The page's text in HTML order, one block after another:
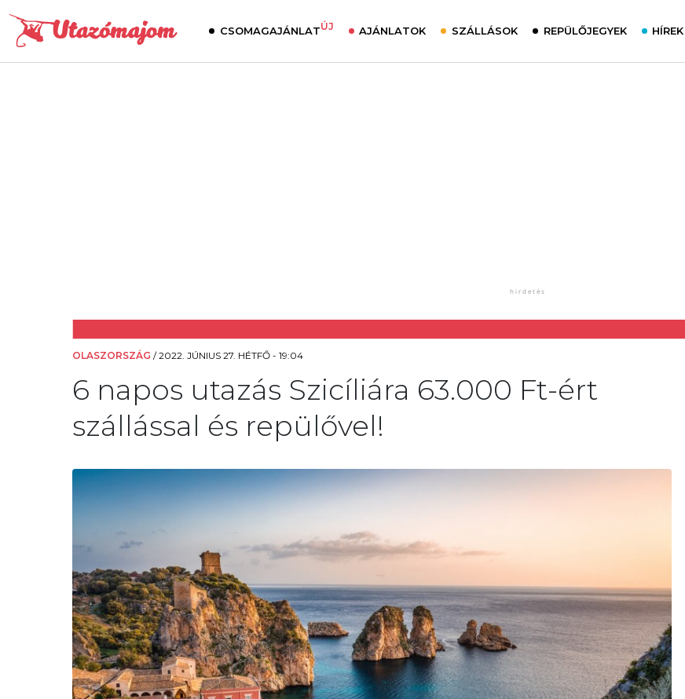
CSOMAGAJÁNLATÚJ AJÁNLATOK SZÁLLÁSOK REPÜLŐJEGYEK HÍREK
OLASZORSZÁG /2022. JÚNIUS 27. HÉTFŐ - 19:04
6 napos utazás Szicíliára 63.000 Ft-ért
szállással és repülővel!